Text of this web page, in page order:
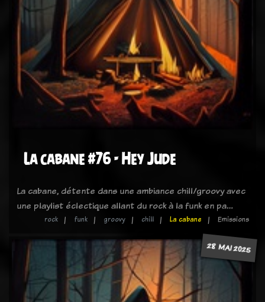
La cabane #76 - Hey Jude
La cabane, détente dans une ambiance chill/groovy avec
une playlist éclectique allant du rock à la funk en pa…
rock funk groovy chill La cabane Emissions
28 MAI 2025